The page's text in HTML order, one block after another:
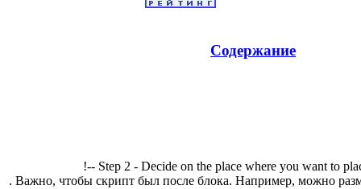
Содержание
!-- Step 2 - Decide on the place where you want to
. Важно, чтобы скрипт был после блока. Например, можно